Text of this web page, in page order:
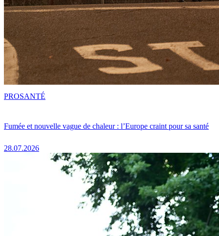
Fumée et nouvelle vague de chaleur : l’Europe craint pour sa santé
28.07.2026
PROSANTÉ